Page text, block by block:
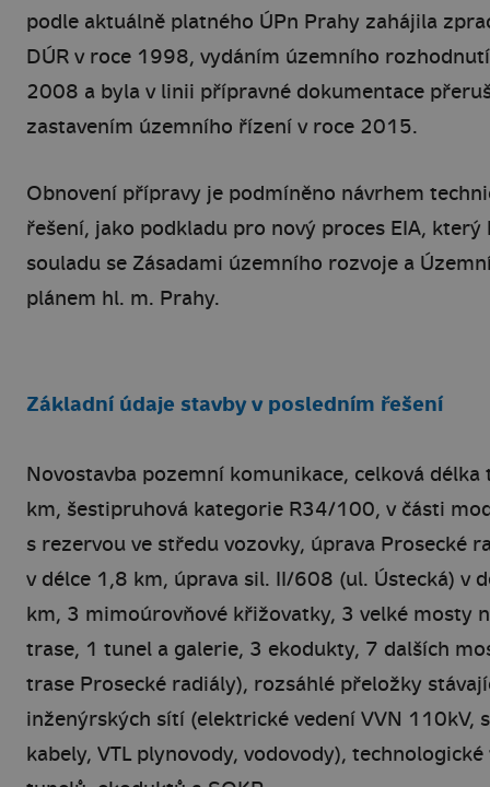
podle aktuálně platného ÚPn Prahy zahájila
DÚR v roce 1998, vydáním územního
2008 a byla v linii přípravné dokumentace
zastavením územního řízení v roce 2015.
Obnovení přípravy je podmíněno návrhem
řešení, jako podkladu pro nový proces EIA, který
souladu se Zásadami územního rozvoje a
plánem hl. m. Prahy.
Základní údaje stavby v posledním řešení
Novostavba pozemní komunikace, celková
km, šestipruhová kategorie R34/100, v části
s rezervou ve středu vozovky, úprava Prosecké
v délce 1,8 km, úprava sil. II/608 (ul. Ústecká) v
km, 3 mimoúrovňové křižovatky, 3 velké mosty
trase, 1 tunel a galerie, 3 ekodukty, 7 dalších
trase Prosecké radiály), rozsáhlé přeložky
inženýrských sítí (elektrické vedení VVN 110kV,
kabely, VTL plynovody, vodovody), technologické